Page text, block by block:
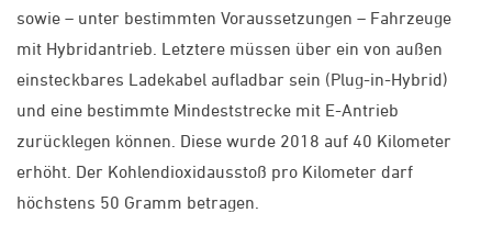
sowie – unter bestimmten Voraussetzungen – Fahrzeuge
mit Hybridantrieb. Letztere müssen über ein von außen
einsteckbares Ladekabel aufladbar sein (Plug-in-Hybrid)
und eine bestimmte Mindeststrecke mit E-Antrieb
zurücklegen können. Diese wurde 2018 auf 40 Kilometer
erhöht. Der Kohlendioxidausstoß pro Kilometer darf
höchstens 50 Gramm betragen.